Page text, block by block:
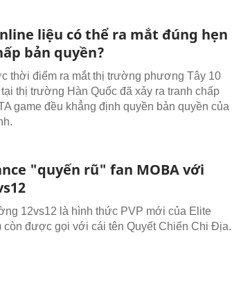
liệu có thể ra mắt đúng hẹn
bản quyền?
thời điểm ra mắt thị trường phương Tây 10
thị trường Hàn Quốc đã xảy ra tranh chấp
game đều khẳng định quyền bản quyền của
"quyến rũ" fan MOBA với
12vs12 là hình thức PVP mới của Elite
còn được gọi với cái tên Quyết Chiến Chi Địa.